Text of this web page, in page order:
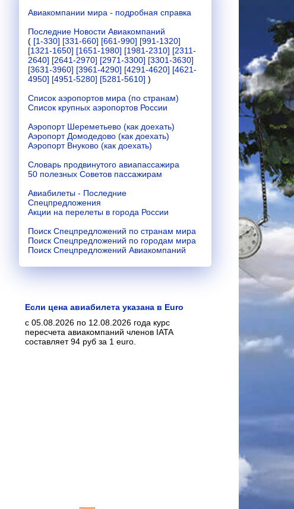
Авиакомпании мира - подробная справка
Последние Новости Авиакомпаний
( [1-330] [331-660] [661-990] [991-1320]
[1321-1650] [1651-1980] [1981-2310] [2311-
2640] [2641-2970] [2971-3300] [3301-3630]
[3631-3960] [3961-4290] [4291-4620] [4621-
4950] [4951-5280] [5281-5610] )
Список аэропортов мира (по странам)
Список крупных аэропортов России
Аэропорт Шереметьево (как доехать)
Аэропорт Домодедово (как доехать)
Аэропорт Внуково (как доехать)
Словарь продвинутого авиапассажира
50 полезных Советов пассажирам
Авиабилеты - Последние
Спецпредложения
Акции на перелеты в города России
Поиск Спецпредложений по странам мира
Поиск Спецпредложений по городам мира
Поиск Спецпредложений Авиакомпаний
Если цена авиабилета указана в Euro
с 05.08.2026 по 12.08.2026 года курс
пересчета авиакомпаний членов IATA
составляет 94 руб за 1 euro.